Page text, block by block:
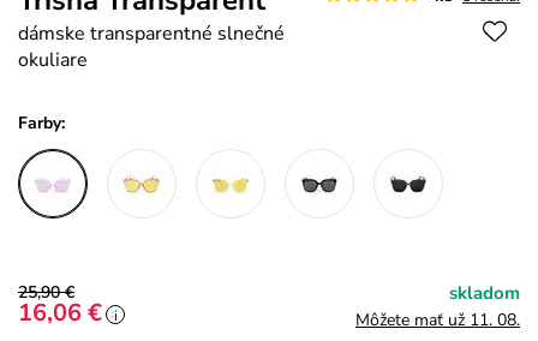
dámske transparentné slnečné
okuliare
Farby:
25,90 €
16,06 € i
skladom
Môžete mať už 11. 08.